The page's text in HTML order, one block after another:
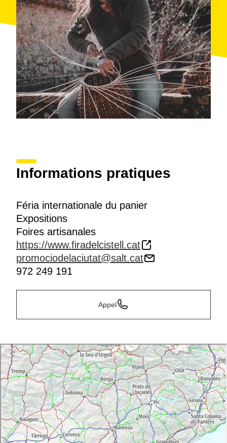
Informations pratiques
Féria internationale du panier
Expositions
Foires artisanales
https://www.firadelcistell.cat
promociodelaciutat@salt.cat
972 249 191
Appel